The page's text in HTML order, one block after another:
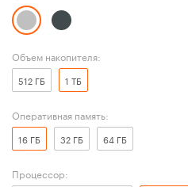
Объем накопителя:
512 ГБ 1 ТБ
Оперативная память:
16 ГБ 32 ГБ 64 ГБ
Процессор: